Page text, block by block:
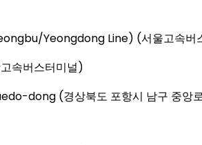
Yeongdong Line) (서울고속버
속버스터미널)
dong (경상북도 포항시 남구 중앙